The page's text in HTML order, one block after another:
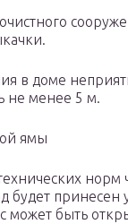
в доме
не менее 5 м.
ямы
норм
будет
быть